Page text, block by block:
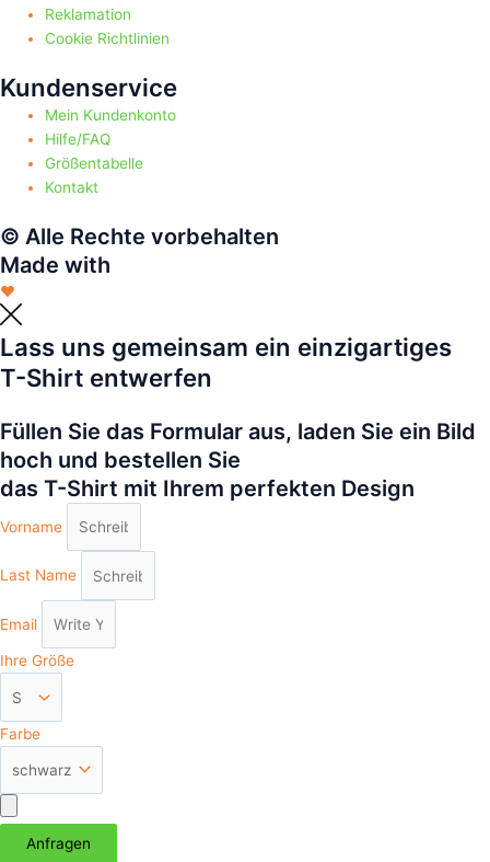
Reklamation
Cookie Richtlinien
Kundenservice
Mein Kundenkonto
Hilfe/FAQ
Größentabelle
Kontakt
© Alle Rechte vorbehalten
Made with
❤
Lass uns gemeinsam ein einzigartiges
T-Shirt entwerfen
Füllen Sie das Formular aus, laden Sie ein Bild
hoch und bestellen Sie
das T-Shirt mit Ihrem perfekten Design
Vorname
Last Name
Email
Ihre Größe
Farbe
Аnfragen